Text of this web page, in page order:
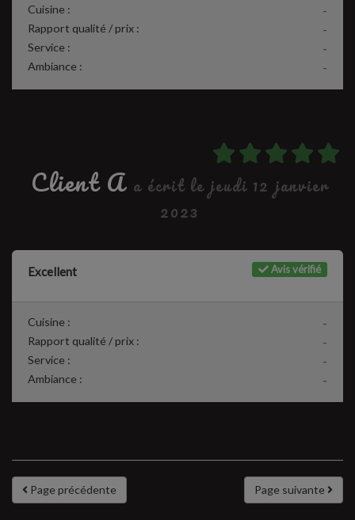
-
Cuisine :
-
Rapport qualité / prix :
-
Service :
-
Ambiance :
Client A a écrit le jeudi 12 janvier
2023
Avis vérifié
Excellent
-
Cuisine :
-
Rapport qualité / prix :
-
Service :
-
Ambiance :
Page suivante
Page précédente